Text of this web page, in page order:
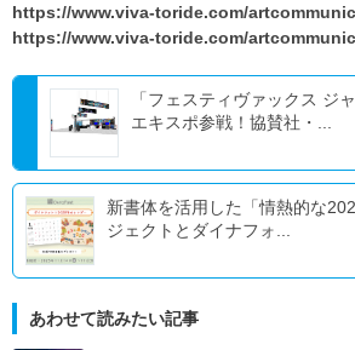
https://www.viva-toride.com/
https://www.viva-toride.com/
「フェスティヴァックス ジ
エキスポ参戦！協賛社・...
新書体を活用した「情熱的な
ジェクトとダイナフォ...
あわせて読みたい記事